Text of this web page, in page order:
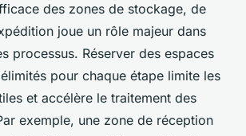
des zones de stockage, de
joue un rôle majeur dans
processus. Réserver des espaces
pour chaque étape limite les
et accélère le traitement des
exemple, une zone de réception